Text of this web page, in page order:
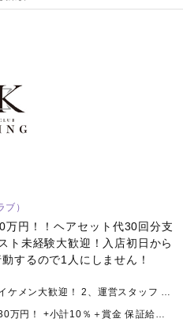
）
円！！ヘアセット代30回分支
ト未経験大歓迎！入店初日から
するので1人にしません！
1、ホスト 未経験者大歓迎！ イケメン大歓迎！ 2、運営スタッフ 未経験者大歓迎！ 元ホスト大歓迎！
1、ホスト ・月給制 永久保証30万円！ +小計10％＋賞金 保証給と歩合給を比べて 多い方を支給します！ ・歩合給 総バック率60％以上！ 最大70%！ガチ！ ・賞金 〇達成ボーナス10,000円以上 小計により上がっていきます！ 小計により上がっていきます！ 〇皆勤賞10,000円以上 小計により上がっていきます！ 上記の他にもヘルプ指名など 多数賞金あります！ 2、運営スタッフ 月給25万円以上 増員やチームサポートなどで 収入は青天井です！ ワタシモタクサンホシイ（笑）